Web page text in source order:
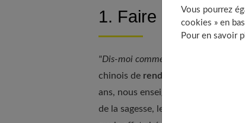
1. Faire le calme
"Dis-moi comment tu habites, je te
chinois derendre son
ans, nous enseignent comment
de la sagesse, le Feng Shui
Vous pourrez
cookies » en
Pour en savoir